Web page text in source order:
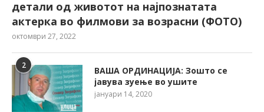
детали од животот на најпознатата
актерка во филмови за возрасни (ФОТО)
октомври 27, 2022
2
ВАША ОРДИНАЦИЈА: Зошто се
јавува зуење во ушите
јануари 14, 2020